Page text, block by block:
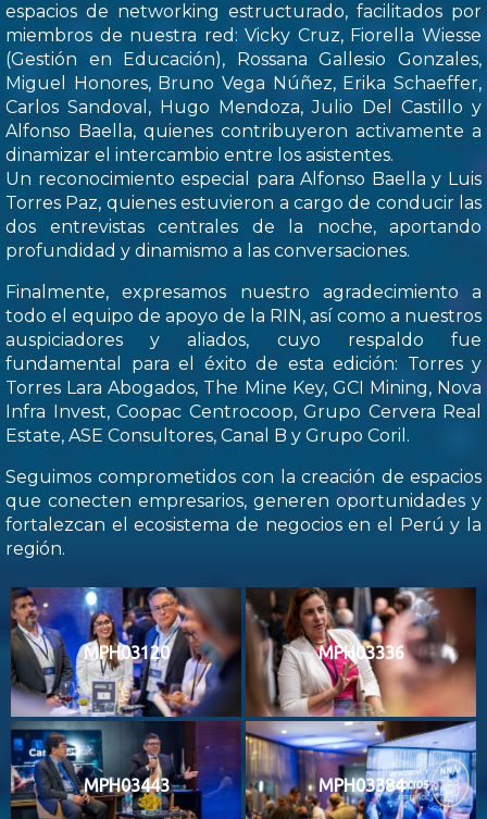
espacios de networking estructurado, facilitados por
miembros de nuestra red: Vicky Cruz, Fiorella Wiesse
(Gestión en Educación), Rossana Gallesio Gonzales,
Miguel Honores, Bruno Vega Núñez, Erika Schaeffer,
Carlos Sandoval, Hugo Mendoza, Julio Del Castillo y
Alfonso Baella, quienes contribuyeron activamente a
dinamizar el intercambio entre los asistentes.
Un reconocimiento especial para Alfonso Baella y Luis
Torres Paz, quienes estuvieron a cargo de conducir las
dos entrevistas centrales de la noche, aportando
profundidad y dinamismo a las conversaciones.
Finalmente, expresamos nuestro agradecimiento a
todo el equipo de apoyo de la RIN, así como a nuestros
auspiciadores y aliados, cuyo respaldo fue
fundamental para el éxito de esta edición: Torres y
Torres Lara Abogados, The Mine Key, GCI Mining, Nova
Infra Invest, Coopac Centrocoop, Grupo Cervera Real
Estate, ASE Consultores, Canal B y Grupo Coril.
Seguimos comprometidos con la creación de espacios
que conecten empresarios, generen oportunidades y
fortalezcan el ecosistema de negocios en el Perú y la
región.
MPH03120 MPH03336
MPH03443 MPH03384